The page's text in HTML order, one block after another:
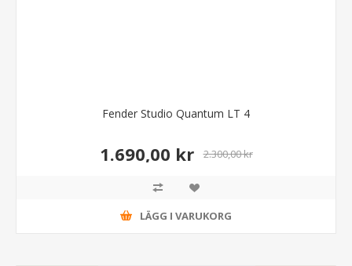
Fender Studio Quantum LT 4
1.690,00 kr 2.300,00 kr
LÄGG I VARUKORG